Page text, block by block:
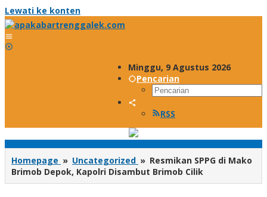
Lewati ke konten
Minggu, 9 Agustus 2026
Pencarian
RSS
Homepage » Uncategorized » Resmikan SPPG di Mako
Brimob Depok, Kapolri Disambut Brimob Cilik